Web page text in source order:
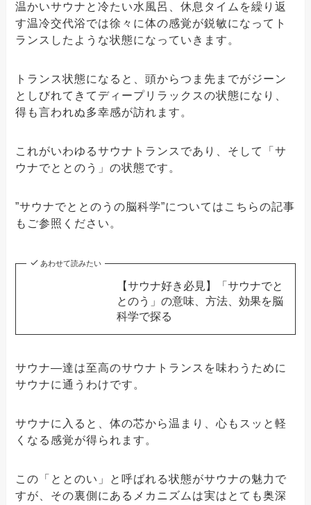
温かいサウナと冷たい水風呂、休息タイムを繰り返
す温冷交代浴では徐々に体の感覚が鋭敏になってト
ランスしたような状態になっていきます。
トランス状態になると、頭からつま先までがジーン
としびれてきてディープリラックスの状態になり、
得も言われぬ多幸感が訪れます。
これがいわゆるサウナトランスであり、そして「サ
ウナでととのう」の状態です。
”サウナでととのうの脳科学”についてはこちらの記事
もご参照ください。
あわせて読みたい
【サウナ好き必見】「サウナでと
とのう」の意味、方法、効果を脳
科学で探る
サウナ―達は至高のサウナトランスを味わうために
サウナに通うわけです。
サウナに入ると、体の芯から温まり、心もスッと軽
くなる感覚が得られます。
この「ととのい」と呼ばれる状態がサウナの魅力で
すが、その裏側にあるメカニズムは実はとても奥深